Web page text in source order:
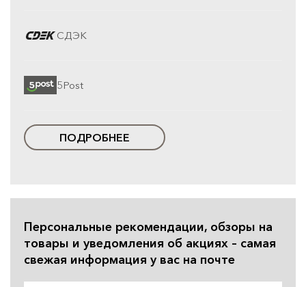
СДЭК
5Post
ПОДРОБНЕЕ
Персональные рекомендации, обзоры на
товары и уведомления об акциях – самая
свежая информация у вас на почте